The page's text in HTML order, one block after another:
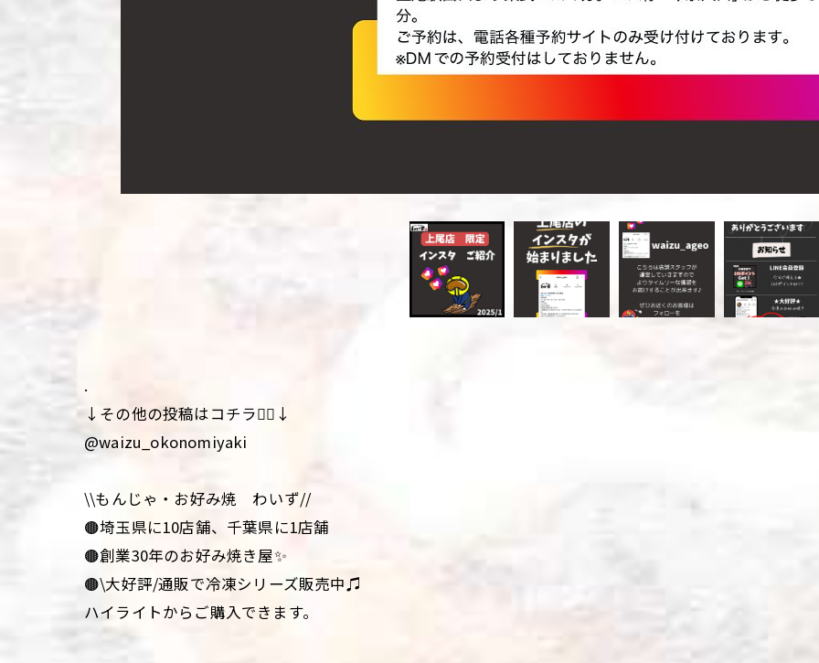
.
↓その他の投稿はコチラ💁‍♀️↓
@waizu_okonomiyaki
\\もんじゃ・お好み焼 わいず//
🟤埼玉県に10店舗、千葉県に1店舗
🟤創業30年のお好み焼き屋✨
🟤\大好評/通販で冷凍シリーズ販売中♫
ハイライトからご購入できます。